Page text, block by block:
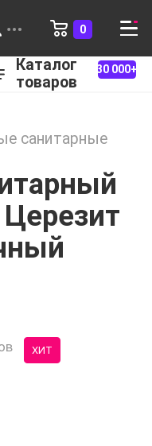
0
Каталог
товаров
30 000+
санитарные
ХИТ